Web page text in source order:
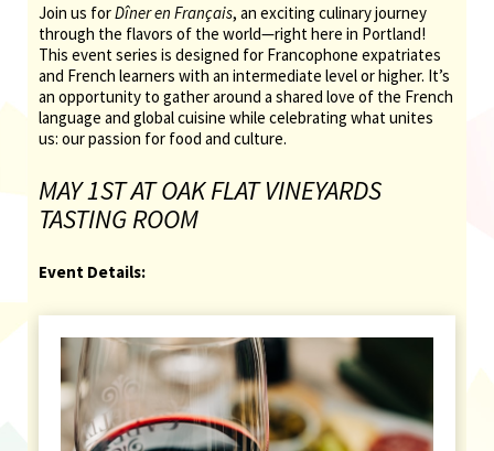
Join us forDîner en Français, an exciting culinary journey
through the flavors of the world—right here in Portland!
This event series is designed for Francophone expatriates
and French learners with an intermediate level or higher. It’s
an opportunity to gather around a shared love of the French
language and global cuisine while celebrating what unites
us: our passion for food and culture.
MAY 1ST AT OAK FLAT VINEYARDS
TASTING ROOM
Event Details: